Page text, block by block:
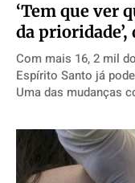
‘Tem que ver
da
Com mais 16, 2 mil
Espírito Santo já
Uma das mudanças